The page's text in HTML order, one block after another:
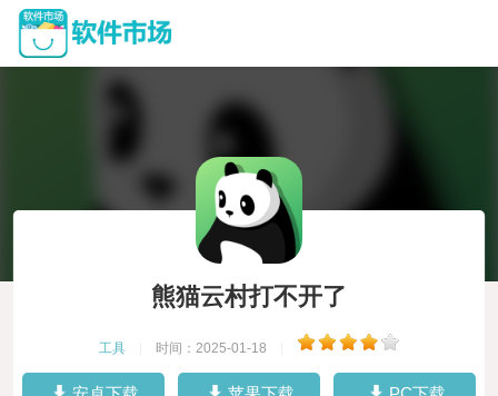
熊猫云村打不开了
工具 时间：2025-01-18